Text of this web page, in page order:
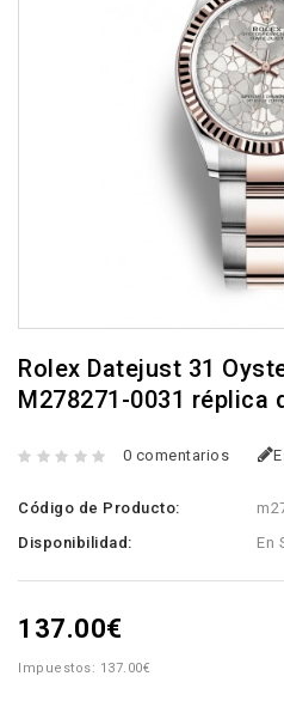
Rolex Datejust 31
M278271-0031 réplica
0 comentarios
Código de Producto:
Disponibilidad:
En
137.00€
Impuestos: 137.00€